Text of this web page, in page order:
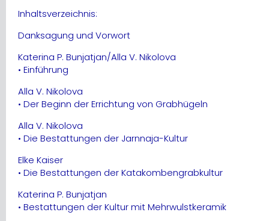
Inhaltsverzeichnis:
Danksagung und Vorwort
Katerina P. Bunjatjan/Alla V. Nikolova
• Einführung
Alla V. Nikolova
• Der Beginn der Errichtung von Grabhügeln
Alla V. Nikolova
• Die Bestattungen der Jarnnaja-Kultur
Elke Kaiser
• Die Bestattungen der Katakombengrabkultur
Katerina P. Bunjatjan
• Bestattungen der Kultur mit Mehrwulstkeramik